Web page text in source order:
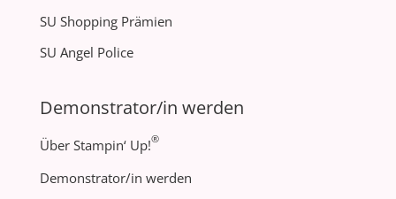
SU Shopping Prämien
SU Angel Police
Demonstrator/in werden
Über Stampin‘ Up!®
Demonstrator/in werden